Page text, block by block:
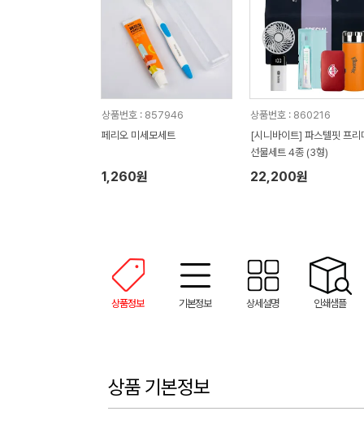
상품번호 : 857946
페리오 미세모세트
1,260원
상품번호 : 860216
[시니바이트] 파스텔핏 프리
선물세트 4종 (3형)
22,200원
상품정보 기본정보 상세설명 인쇄샘플
상품 기본정보